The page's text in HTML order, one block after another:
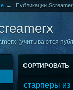
→ Публикации
(учитываются
СОРТИРОВАТЬ
старперы из